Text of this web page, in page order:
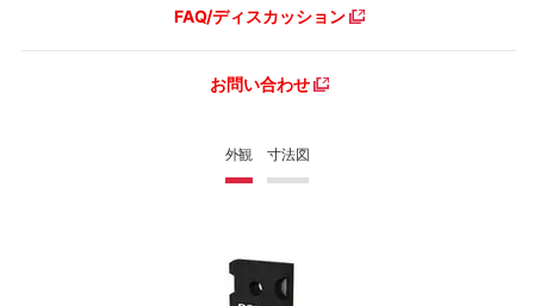
外観 寸法図
FAQ/ディスカッション
お問い合わせ